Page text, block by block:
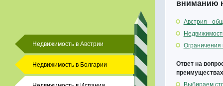
вниманию
Австрия -
Ограничения
Ответ на
Выбираем
Недвижимость в Австрии
Недвижимость в Болгарии